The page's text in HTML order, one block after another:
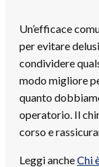
Un’efficace
per evitare
condividere
modo migliore
quanto
operatorio. Il
corso e
Leggi ancheChi